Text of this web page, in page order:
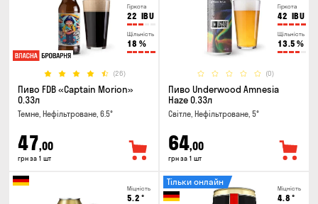
Гіркота
22 IBU
Щільність
18 %
(26)
Пиво FDB «Captain Morion»
0.33л
Темне, Нефільтроване, 6.5°
47,00
грн за 1 шт
Гіркота
42 IBU
Щільність
13.5 %
(0)
Пиво Underwood Amnesia
Haze 0.33л
Світле, Нефільтроване, 5°
64,00
грн за 1 шт
Міцність
5.2 °
Міцність
4.8 °
Тільки онлайн